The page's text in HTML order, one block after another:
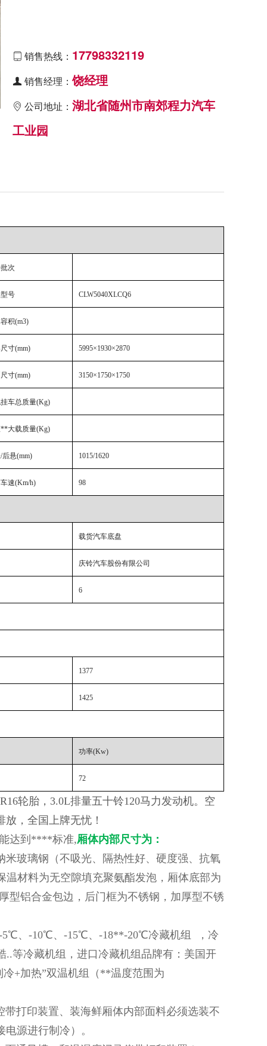
 销售热线： 17798332119
 销售经理： 饶经理
 公司地址： 湖北省随州市南郊程力汽车
工业园
次
号 CLW5040XLCQ6
积(m3)
寸(mm) 5995×1930×2870
寸(mm) 3150×1750×1750
车总质量(Kg)
大载质量(Kg)
后悬(mm) 1015/1620
速(Km/h) 98
载货汽车底盘
庆铃汽车股份有限公司
6
1377
1425
功率(Kw)
72
轮胎，3.0L排量五十铃120马力发动机。空
，全国上牌无忧！
达到****标准,厢体内部尺寸为：
玻璃钢（不吸光、隔热性好、硬度强、抗氧
材料为无空隙填充聚氨酯发泡，厢体底部为
型铝合金包边，后门框为不锈钢，加厚型不锈
-5℃、-10℃、-15℃、-18**-20℃冷藏机组 ，冷
等冷藏机组，进口冷藏机组品牌有：美国开
+加热”双温机组（**温度范围为
打印装置、装海鲜厢体内部面料必须选装不
源进行制冷）。